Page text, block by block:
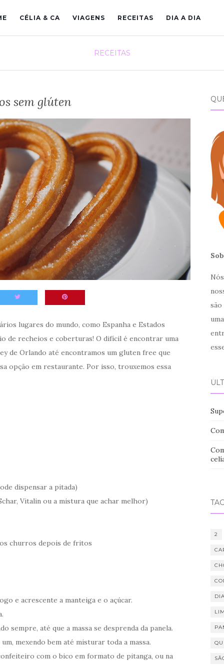
CÉLIA & CA VIAGENS RECEITAS DIA A DIA
RECEITAS
sem glúten
lugares do mundo, como Espanha e Estados
de recheios e coberturas! O difícil é encontrar uma
de Orlando até encontramos um gluten free que
opção em restaurante. Por isso, trouxemos essa
dispensar a pitada)
Vitalin ou a mistura que achar melhor)
churros depois de fritos
e acrescente a manteiga e o açúcar.
sempre, até que a massa se desprenda da panela.
mexendo bem até misturar toda a massa.
com o bico em formato de pitanga, ou na
2